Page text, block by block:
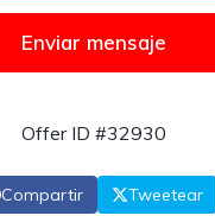
Enviar mensaje
Offer ID #32930
Compartir Tweetear